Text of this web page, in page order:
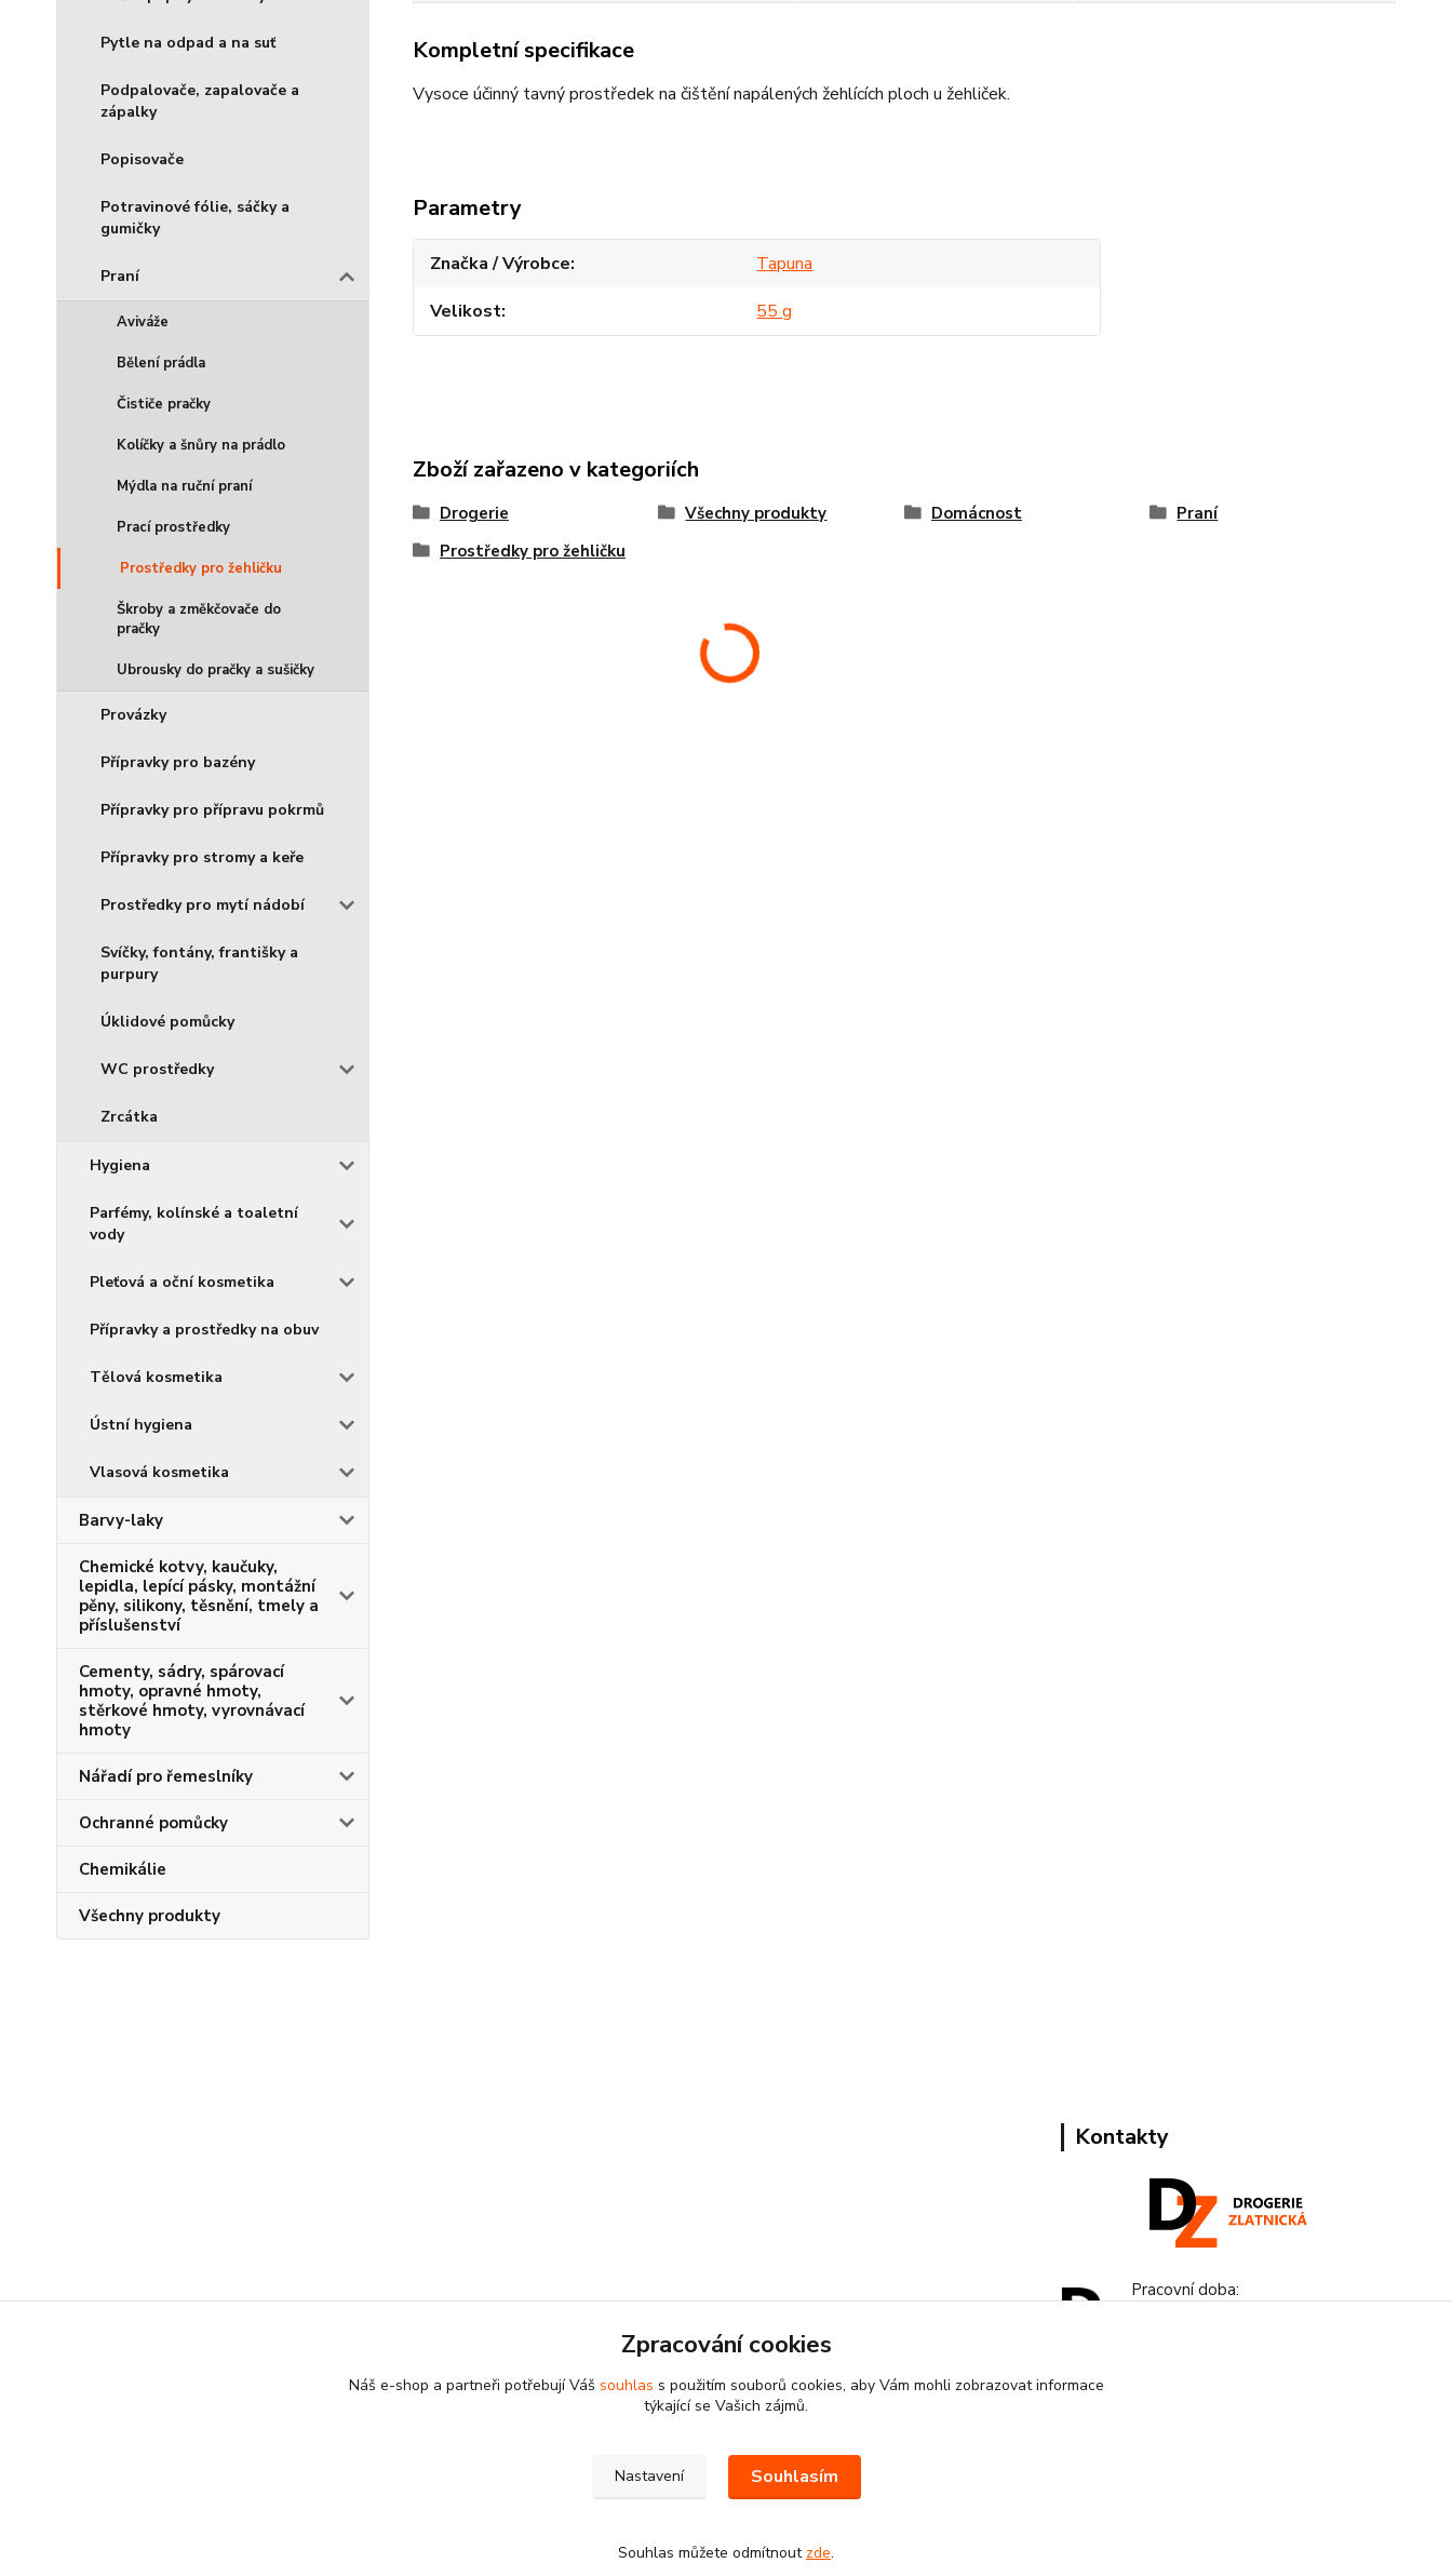
Pytle na odpad a na suť
Podpalovače, zapalovače a
zápalky
Popisovače
Potravinové fólie, sáčky a
gumičky
Praní
Aviváže
Bělení prádla
Čističe pračky
Kolíčky a šnůry na prádlo
Mýdla na ruční praní
Prací prostředky
Prostředky pro žehličku
Škroby a změkčovače do
pračky
Ubrousky do pračky a sušičky
Provázky
Přípravky pro bazény
Přípravky pro přípravu pokrmů
Přípravky pro stromy a keře
Prostředky pro mytí nádobí
Svíčky, fontány, františky a
purpury
Úklidové pomůcky
WC prostředky
Zrcátka
Hygiena
Parfémy, kolínské a toaletní
vody
Pleťová a oční kosmetika
Přípravky a prostředky na obuv
Tělová kosmetika
Ústní hygiena
Vlasová kosmetika
Barvy-laky
Chemické kotvy, kaučuky,
lepidla, lepící pásky, montážní
pěny, silikony, těsnění, tmely a
příslušenství
Cementy, sádry, spárovací
hmoty, opravné hmoty,
stěrkové hmoty, vyrovnávací
hmoty
Nářadí pro řemeslníky
Ochranné pomůcky
Chemikálie
Všechny produkty
Kompletní specifikace
Vysoce účinný tavný prostředek na čištění napálených žehlících ploch u žehliček.
Parametry
Značka / Výrobce
Tapuna
Velikost
55 g
Zboží zařazeno v kategoriích
Drogerie Všechny produkty Domácnost
Praní
Prostředky pro žehličku
Kontakty
Pracovní doba:
info@drogeriezlatnicka.cz
Zpracování cookies
Náš e-shop a partneři potřebují Váš souhlas s použitím souborů cookies, aby Vám mohli zobrazovat informace
týkající se Vašich zájmů.
Nastavení Souhlasím
Souhlas můžete odmítnout zde.